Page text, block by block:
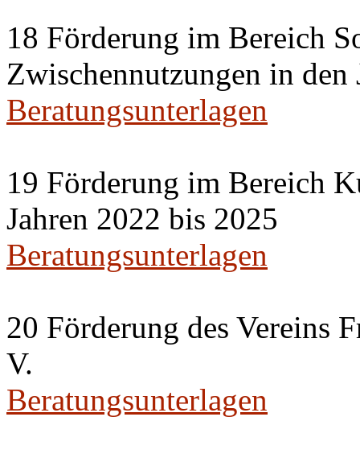
18 Förderung im Bereich
Zwischennutzungen in den
Beratungsunterlagen
19 Förderung im Bereich
Jahren 2022 bis 2025
Beratungsunterlagen
20 Förderung des Vereins
V.
Beratungsunterlagen